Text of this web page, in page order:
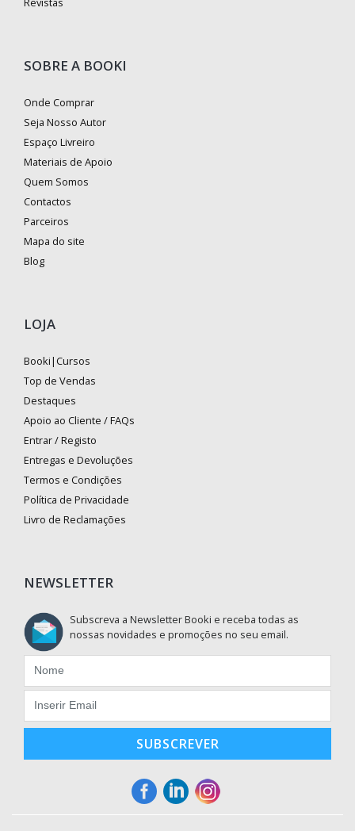
SOBRE A BOOKI
Onde Comprar
Seja Nosso Autor
Espaço Livreiro
Materiais de Apoio
Quem Somos
Contactos
Parceiros
Mapa do site
Blog
LOJA
Booki|Cursos
Top de Vendas
Destaques
Apoio ao Cliente / FAQs
Entrar / Registo
Entregas e Devoluções
Termos e Condições
Política de Privacidade
Livro de Reclamações
NEWSLETTER
Subscreva a Newsletter Booki e receba todas as
nossas novidades e promoções no seu email.
SUBSCREVER